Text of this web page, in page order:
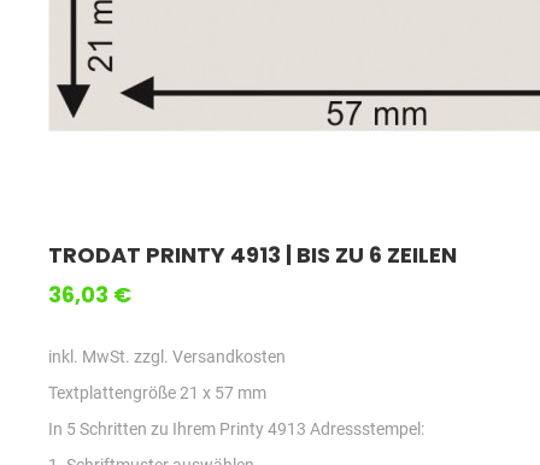
TRODAT PRINTY 4913 | BIS ZU 6 ZEILEN
36,03 €
inkl. MwSt. zzgl. Versandkosten
Textplattengröße 21 x 57 mm
In 5 Schritten zu Ihrem Printy 4913 Adressstempel: